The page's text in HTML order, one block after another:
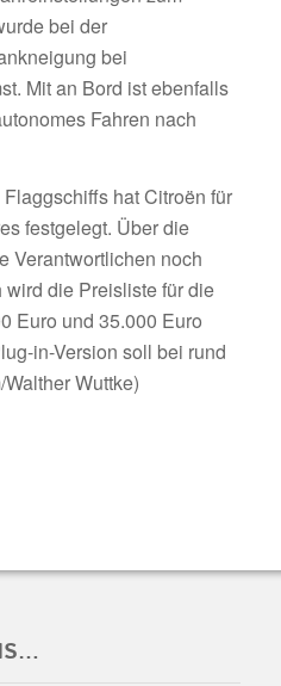
bei der
bei
Mit an Bord ist ebenfalls
Fahren nach
hat Citroën für
festgelegt. Über die
Verantwortlichen noch
die Preisliste für die
Euro und 35.000 Euro
in-Version soll bei rund
Wuttke)